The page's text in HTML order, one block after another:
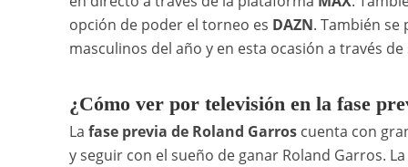
opción de poder el torneo es DAZN. También
masculinos del año y en esta ocasión a través
¿Cómo ver por televisión en la fase
La fase previa de Roland Garroscuenta con
y seguir con el sueño de ganar Roland Garros.